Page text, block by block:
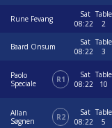
Rune Fevang
Sat
08:22
Table
2
Baard Onsum
Sat
08:22
Table
3
Paolo
Speciale
R1
Sat
08:22
Table
10
Allan
Søgnen
R2
Sat
08:22
Table
5